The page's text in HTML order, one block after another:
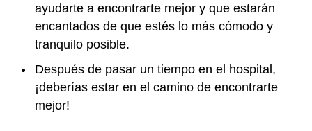
ayudarte a encontrarte mejor y que estarán
encantados de que estés lo más cómodo y
tranquilo posible.
Después de pasar un tiempo en el hospital,
¡deberías estar en el camino de encontrarte
mejor!